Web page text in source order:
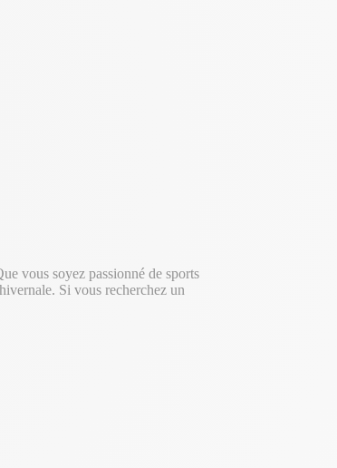
vous soyez passionné de sports
Si vous recherchez un